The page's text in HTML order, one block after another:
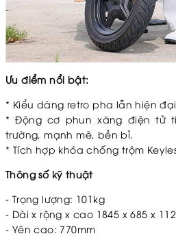
Ưu điểm nổi bật:
* Kiểu dáng retro pha lẫn hiện
* Động cơ phun xăng điện tử
trường, mạnh mẽ, bền bỉ.
* Tích hợp khóa chống trộm
Thông số kỹ thuật
- Trọng lượng: 101kg
- Dài x rộng x cao 1845 x 685 x
- Yên cao: 770mm